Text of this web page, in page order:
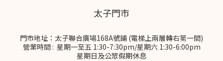
太子門市
門市地址：太子聯合廣場168A號鋪 (電梯上兩層轉右第一間)
營業時間 : 星期一至五 1:30-7:30pm/星期六 1:30-6:00pm
星期日及公眾假期休息